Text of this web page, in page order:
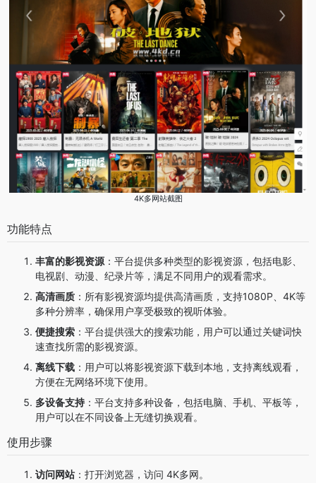
4K多网站截图
功能特点
丰富的影视资源 ：平台提供多种类型的影视资源，包括电影、
电视剧、动漫、纪录片等，满足不同用户的观看需求。
高清画质 ：所有影视资源均提供高清画质，支持1080P、4K等
多种分辨率，确保用户享受极致的视听体验。
便捷搜索 ：平台提供强大的搜索功能，用户可以通过关键词快
速查找所需的影视资源。
离线下载 ：用户可以将影视资源下载到本地，支持离线观看，
方便在无网络环境下使用。
多设备支持 ：平台支持多种设备，包括电脑、手机、平板等，
用户可以在不同设备上无缝切换观看。
使用步骤
访问网站 ：打开浏览器，访问 4K多网。